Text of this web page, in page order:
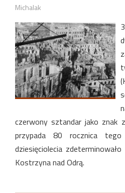
Michalak
czerwony sztandar jako znak
przypada 80 rocznica
dziesięciolecia
Kostrzyna nad Odrą.